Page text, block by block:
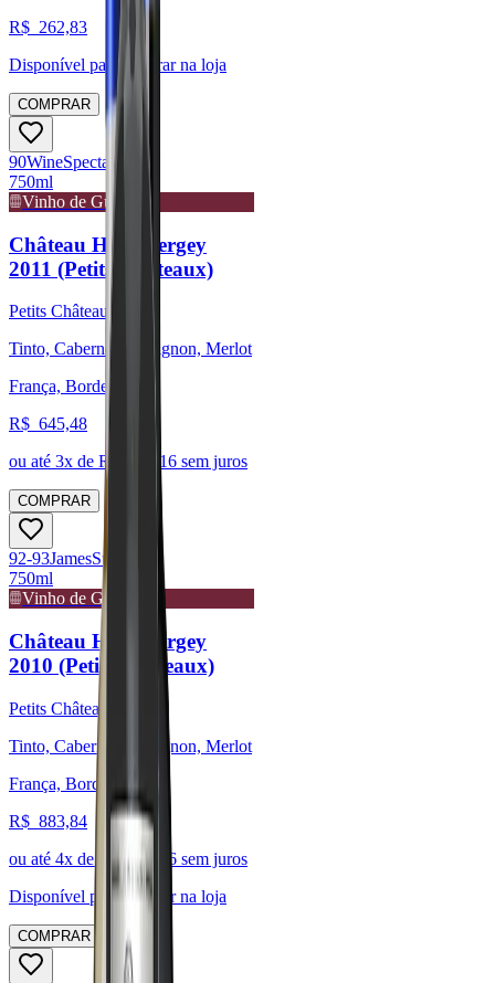
R$ 262,83
Disponível para:
Retirar na loja
COMPRAR
90WineSpectator
750ml
Vinho de Guarda
Château Haut Bergey
2011 (Petits Châteaux)
Petits Châteaux
Tinto, Cabernet Sauvignon, Merlot
França, Bordeaux
R$ 645,48
ou até 3x de R$ 215,16 sem juros
COMPRAR
92-93JamesSuckling
750ml
Vinho de Guarda
Château Haut Bergey
2010 (Petits Châteaux)
Petits Châteaux
Tinto, Cabernet Sauvignon, Merlot
França, Bordeaux
R$ 883,84
ou até 4x de R$ 220,96 sem juros
Disponível para:
Retirar na loja
COMPRAR